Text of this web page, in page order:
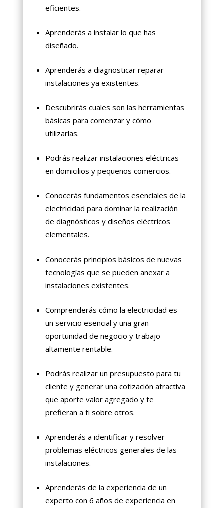
eficientes.
Aprenderás a instalar lo que has
diseñado.
Aprenderás a diagnosticar reparar
instalaciones ya existentes.
Descubrirás cuales son las herramientas
básicas para comenzar y cómo
utilizarlas.
Podrás realizar instalaciones eléctricas
en domicilios y pequeños comercios.
Conocerás fundamentos esenciales de la
electricidad para dominar la realización
de diagnósticos y diseños eléctricos
elementales.
Conocerás principios básicos de nuevas
tecnologías que se pueden anexar a
instalaciones existentes.
Comprenderás cómo la electricidad es
un servicio esencial y una gran
oportunidad de negocio y trabajo
altamente rentable.
Podrás realizar un presupuesto para tu
cliente y generar una cotización atractiva
que aporte valor agregado y te
prefieran a ti sobre otros.
Aprenderás a identificar y resolver
problemas eléctricos generales de las
instalaciones.
Aprenderás de la experiencia de un
experto con 6 años de experiencia en